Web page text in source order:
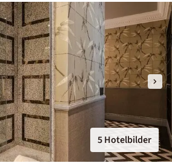
5 Hotelbilder